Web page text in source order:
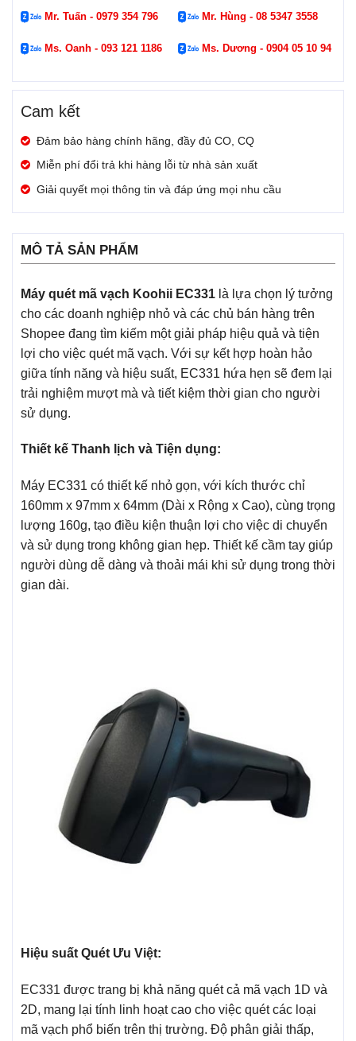
Mr. Tuấn - 0979 354 796 Mr. Hùng - 08 5347 3558
Ms. Oanh - 093 121 1186 Ms. Dương - 0904 05 10 94
Cam kết
Đảm bảo hàng chính hãng, đầy đủ CO, CQ
Miễn phí đổi trả khi hàng lỗi từ nhà sản xuất
Giải quyết mọi thông tin và đáp ứng mọi nhu cầu
MÔ TẢ SẢN PHẨM
Máy quét mã vạch Koohii EC331 là lựa chọn lý tưởng
cho các doanh nghiệp nhỏ và các chủ bán hàng trên
Shopee đang tìm kiếm một giải pháp hiệu quả và tiện
lợi cho việc quét mã vạch. Với sự kết hợp hoàn hảo
giữa tính năng và hiệu suất, EC331 hứa hẹn sẽ đem lại
trải nghiệm mượt mà và tiết kiệm thời gian cho người
sử dụng.
Thiết kế Thanh lịch và Tiện dụng:
Máy EC331 có thiết kế nhỏ gọn, với kích thước chỉ
160mm x 97mm x 64mm (Dài x Rộng x Cao), cùng trọng
lượng 160g, tạo điều kiện thuận lợi cho việc di chuyển
và sử dụng trong không gian hẹp. Thiết kế cầm tay giúp
người dùng dễ dàng và thoải mái khi sử dụng trong thời
gian dài.
Hiệu suất Quét Ưu Việt:
EC331 được trang bị khả năng quét cả mã vạch 1D và
2D, mang lại tính linh hoạt cao cho việc quét các loại
mã vạch phổ biến trên thị trường. Độ phân giải thấp,